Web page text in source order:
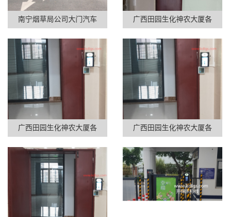
南宁烟草局公司大门汽车 广西田园生化神农大厦各
广西田园生化神农大厦各 广西田园生化神农大厦各